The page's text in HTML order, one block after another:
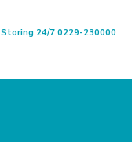
Storing 24/7 0229-230000